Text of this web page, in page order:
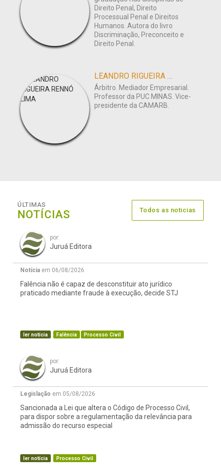
Direito Penal, Direito
Processual Penal e Direitos
Humanos. Autora do livro
Discriminação, Preconceito e
Direito Penal.
LEANDRO RIGUEIRA RENNÓ LIMA
Árbitro. Mediador Empresarial.
Professor da PUC MINAS. Vice-
presidente da CAMARB.
ÚLTIMAS
NOTÍCIAS Todos as noticias
por:
Juruá Editora
Notícia em 06/08/2026
Falência não é capaz de desconstituir ato jurídico
praticado mediante fraude à execução, decide STJ
ler notícia Falência Processo Civil
por:
Juruá Editora
Legislação em 05/08/2026
Sancionada a Lei que altera o Código de Processo Civil,
para dispor sobre a regulamentação da relevância para
admissão do recurso especial
ler notícia Processo Civil